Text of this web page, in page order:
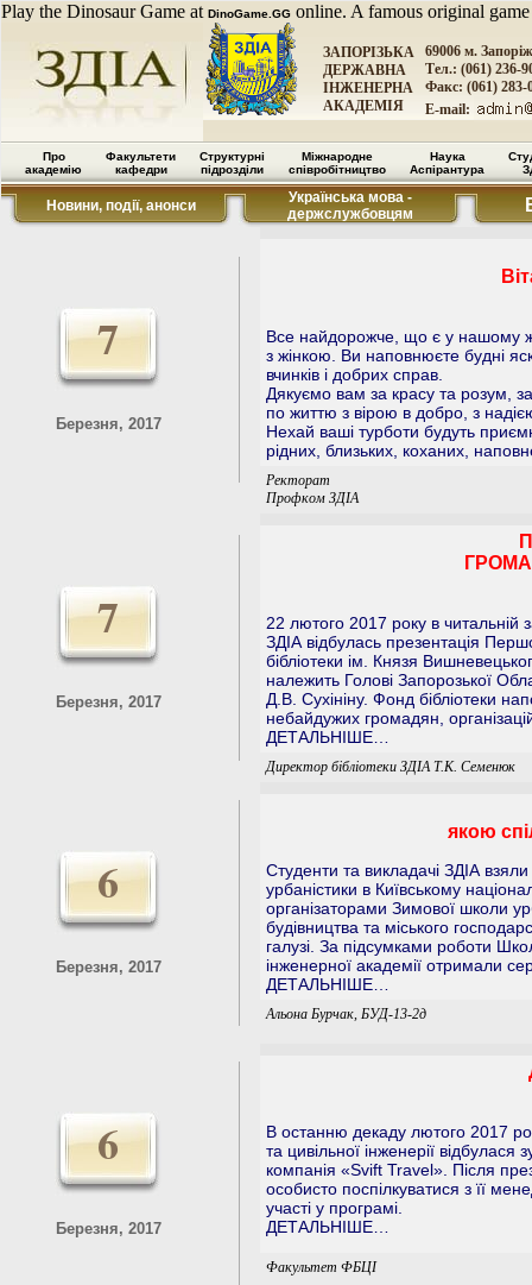
Play the Dinosaur Game at DinoGame.GG online. A famous original
ЗАПОРІЗЬКА
ДЕРЖАВНА
ІНЖЕНЕРНА
АКАДЕМІЯ
69006 м.
Тел.: (061) 236-
Факс: (061) 283-
E-mail:
Про
академію
Факультети
кафедри
Структурні
підрозділи
Міжнародне
співробітництво
Наука
Аспірантура
Новини, події, анонси
Українська мова -
держслужбовцям
7
Березня, 2017
Все найдорожче, що є у нашому
з жінкою. Ви наповнюєте будні
вчинків і добрих справ.
Дякуємо вам за красу та розум,
по життю з вірою в добро, з
Нехай ваші турботи будуть
рідних, близьких, коханих,
Ректорат
Профком ЗДІА
7
Березня, 2017
22 лютого 2017 року в читальній
ЗДІА відбулась презентація
бібліотеки ім. Князя
належить Голові Запорозької
Д.В. Сухініну. Фонд бібліотеки
небайдужих громадян,
ДЕТАЛЬНІШЕ…
Директор бібліотеки ЗДІА Т.К. Семенюк
6
Березня, 2017
якою
Студенти та викладачі ЗДІА
урбаністики в Київському
організаторами Зимової школи
будівництва та міського
галузі. За підсумками роботи
інженерної академії отримали
ДЕТАЛЬНІШЕ…
Альона Бурчак, БУД-13-2д
6
Березня, 2017
В останню декаду лютого 2017
та цивільної інженерії
компанія «Svift Travel». Після
особисто поспілкуватися з її
участі у програмі.
ДЕТАЛЬНІШЕ…
Факультет ФБЦІ